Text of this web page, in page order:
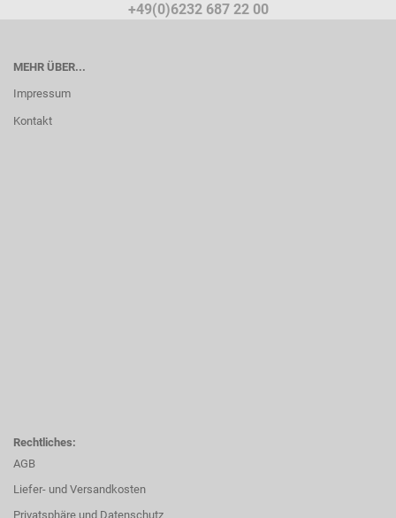
+49(0)6232 687 22 00
MEHR ÜBER...
Impressum
Kontakt
Rechtliches:
AGB
Liefer- und Versandkosten
Privatsphäre und Datenschutz